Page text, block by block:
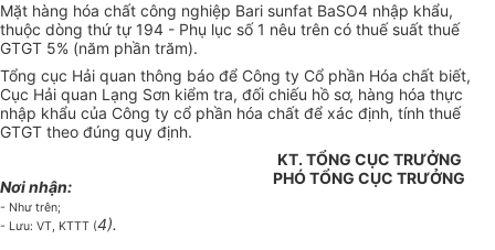
Mặt hàng hóa chất công nghiệp Bari sunfat BaSO4 nhập khẩu,
thuộc dòng thứ tự 194 - Phụ lục số 1 nêu trên có thuế suất thuế
GTGT 5% (năm phần trăm).
Tổng cục Hải quan thông báo để Công ty Cổ phần Hóa chất biết,
Cục Hải quan Lạng Sơn kiểm tra, đối chiếu hồ sơ, hàng hóa thực
nhập khẩu của Công ty cổ phần hóa chất để xác định, tính thuế
GTGT theo đúng quy định.
Nơi nhận:
- Như trên;
- Lưu: VT, KTTT (4).
KT. TỔNG CỤC TRƯỞNG
PHÓ TỔNG CỤC TRƯỞNG